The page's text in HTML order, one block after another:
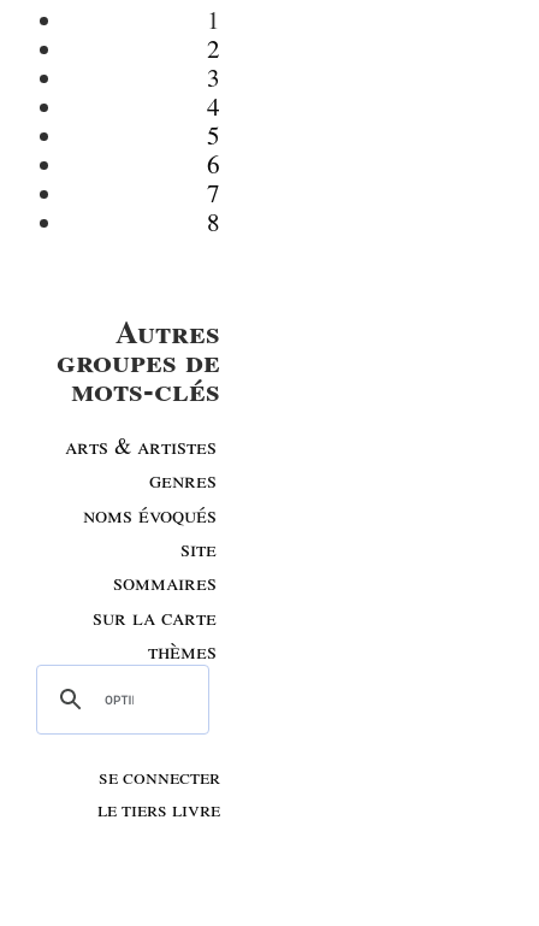
1
2
3
4
5
6
7
8
Autres
groupes de
mots-clés
arts & artistes
genres
noms évoqués
site
sommaires
sur la carte
thèmes
se connecter
le tiers livre